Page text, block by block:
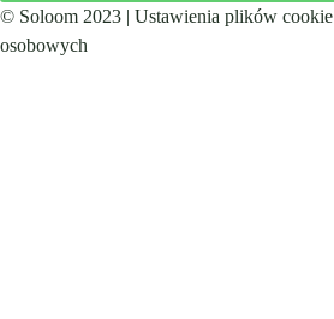
© Soloom 2023 | Ustawienia plików cookie
osobowych